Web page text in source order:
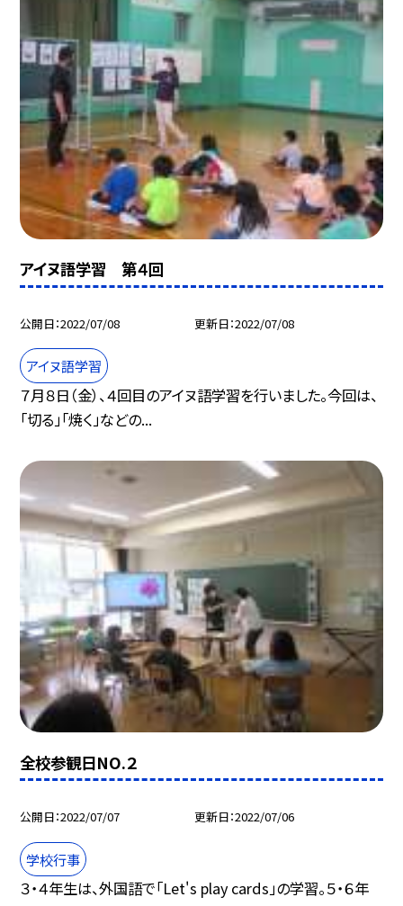
アイヌ語学習 第４回
公開日 2022/07/08 更新日 2022/07/08
アイヌ語学習
７月８日（金）、４回目のアイヌ語学習を行いました。今回は、
「切る」「焼く」などの...
全校参観日NO.２
公開日 2022/07/07 更新日 2022/07/06
学校行事
３・４年生は、外国語で「Let's play cards」の学習。５・６年